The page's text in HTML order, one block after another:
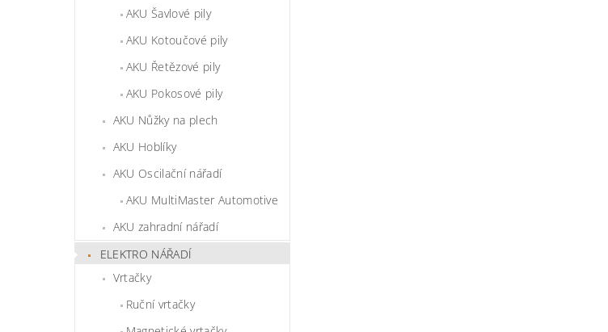
AKU Šavlové pily
AKU Kotoučové pily
AKU Řetězové pily
AKU Pokosové pily
AKU Nůžky na plech
AKU Hoblíky
AKU Oscilační nářadí
AKU MultiMaster Automotive
AKU zahradní nářadí
ELEKTRO NÁŘADÍ
Vrtačky
Ruční vrtačky